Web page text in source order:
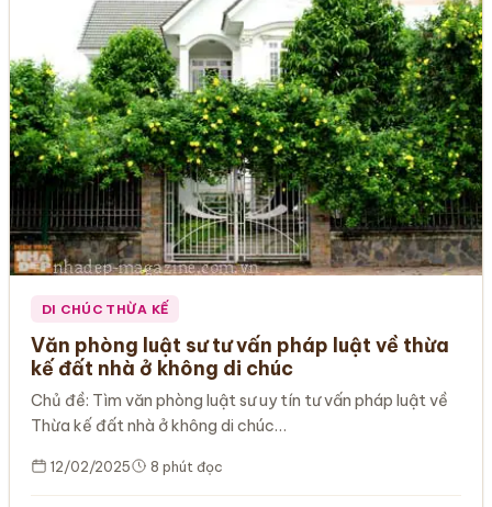
DI CHÚC THỪA KẾ
Văn phòng luật sư tư vấn pháp luật về thừa
kế đất nhà ở không di chúc
Chủ đề: Tìm văn phòng luật sư uy tín tư vấn pháp luật về
Thừa kế đất nhà ở không di chúc…
12/02/2025 8 phút đọc